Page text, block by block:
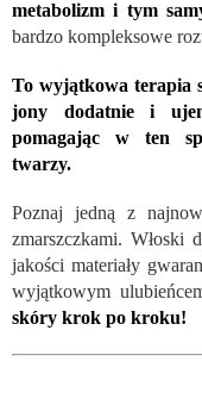
metabolizm i tym
bardzo kompleksowe
To wyjątkowa terapia
jony dodatnie i
pomagając w ten
twarzy.
Poznaj jedną z
zmarszczkami. Włoski
jakości materiały
wyjątkowym
skóry krok po kroku!